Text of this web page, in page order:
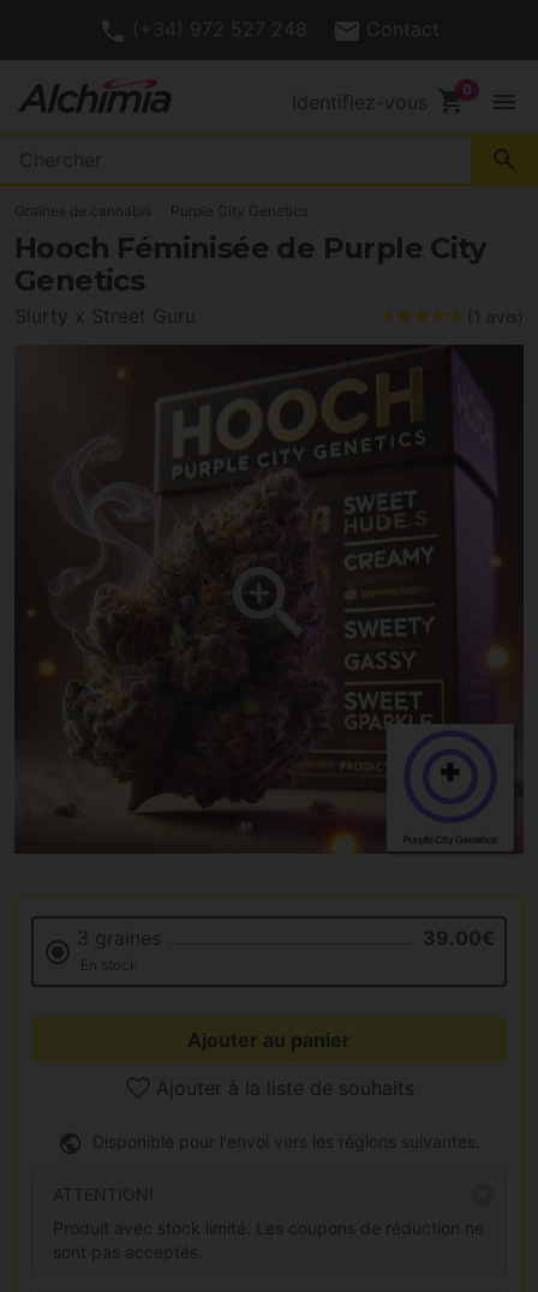
(+34) 972 527 248 Contact
Identifiez-vous shopping_cart menu
search
Graines de cannabis Purple City Genetics
Hooch Féminisée de Purple City
Genetics
Slurty x Street Guru (1 avis)
3 graines 39.00€
En stock
Ajouter au panier
Ajouter à la liste de souhaits
Disponible pour l'envoi vers les régions suivantes.
ATTENTION!
Produit avec stock limité. Les coupons de réduction ne
sont pas acceptés.